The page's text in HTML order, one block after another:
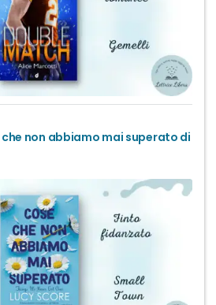
che non abbiamo mai superato di